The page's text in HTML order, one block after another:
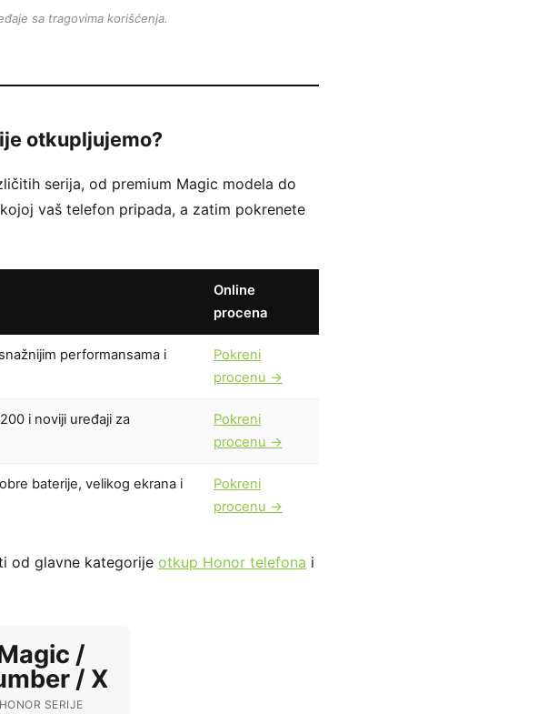
sa tragovima korišćenja.
otkupljujemo?
serija, od premium Magic modela do
vaš telefon pripada, a zatim pokrenete
Online
procena
performansama i
Pokreni
procenu →
i noviji uređaji za
Pokreni
procenu →
baterije, velikog ekrana i
Pokreni
procenu →
od glavne kategorije otkup Honor telefona i
/
/ X
HONOR SERIJE